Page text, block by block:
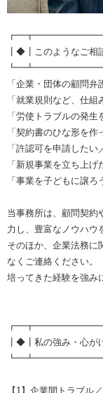
┃◆┃このようなご相
「企業・団体の顧問弁
「就業規則など、仕組
「労使トラブルの発生
「契約書のひな形を作
「許認可を申請したい
「新規事業を立ち上げ
「事業を子どもに譲ろ
当事務所は、顧問契約
力し、豊富なノウハウ
そのほか、企業法務に
なくご連絡ください。
培ってきた経験を強み
┃◆┃私の強み・心が
【1】企業間トラブル